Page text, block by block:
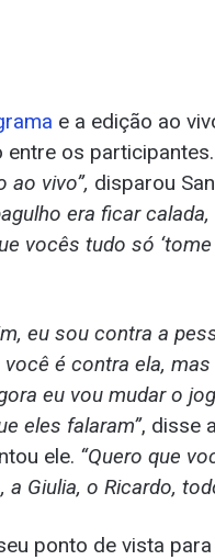
e a edição ao
entre os participantes.
ao vivo”, disparou
era ficar
vocês tudo só
eu sou contra a
você é contra ela,
eu vou mudar o
eles falaram”, disse
ele. “Quero que
Giulia, o Ricardo,
ponto de vista